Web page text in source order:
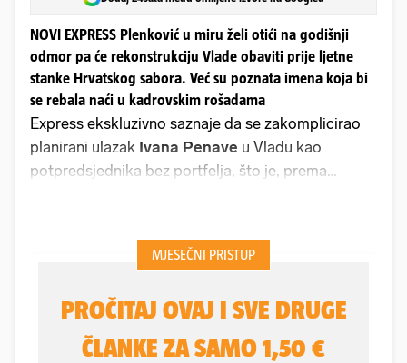
NOVI EXPRESS Plenković u miru želi otići na godišnji
odmor pa će rekonstrukciju Vlade obaviti prije ljetne
stanke Hrvatskog sabora. Već su poznata imena koja bi
se rebala naći u kadrovskim rošadama
Express ekskluzivno saznaje da se zakomplicirao
planirani ulazak Ivana Penave u Vladu kao
potpredsjednika bez portfelja, što je, prema
da se, ako želi potpredsjedničku fotelju, mora
odreći jednog ministarstva. U suprotnom neka
demografija), ali neka zaboravi višu funkciju.